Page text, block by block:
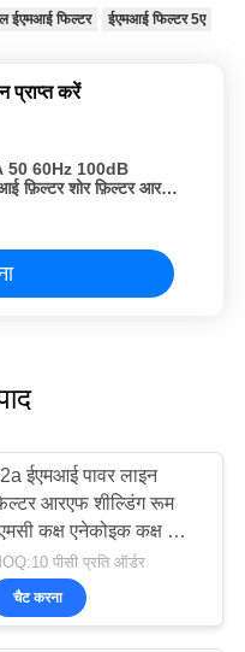
ईएमआई फिल्टर ईएमआई फिल्टर 5ए
प्राप्त करें
50 60Hz 100dB
फ़िल्टर शोर फ़िल्टर आरएफ
ईएमआई पावर लाइन
आरएफ शील्डिंग रूम
कक्ष एनेकोइक कक्ष के
पीसी प्रति ऑर्डर
चैट करना